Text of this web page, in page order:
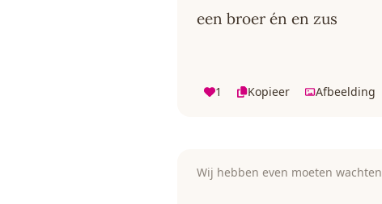
een broer én en zus
1 Kopieer Afbeelding
Wij hebben even moeten wachten